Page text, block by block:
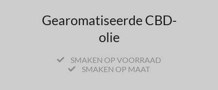
Gearomatiseerde CBD-
olie
SMAKEN OP VOORRAAD
SMAKEN OP MAAT